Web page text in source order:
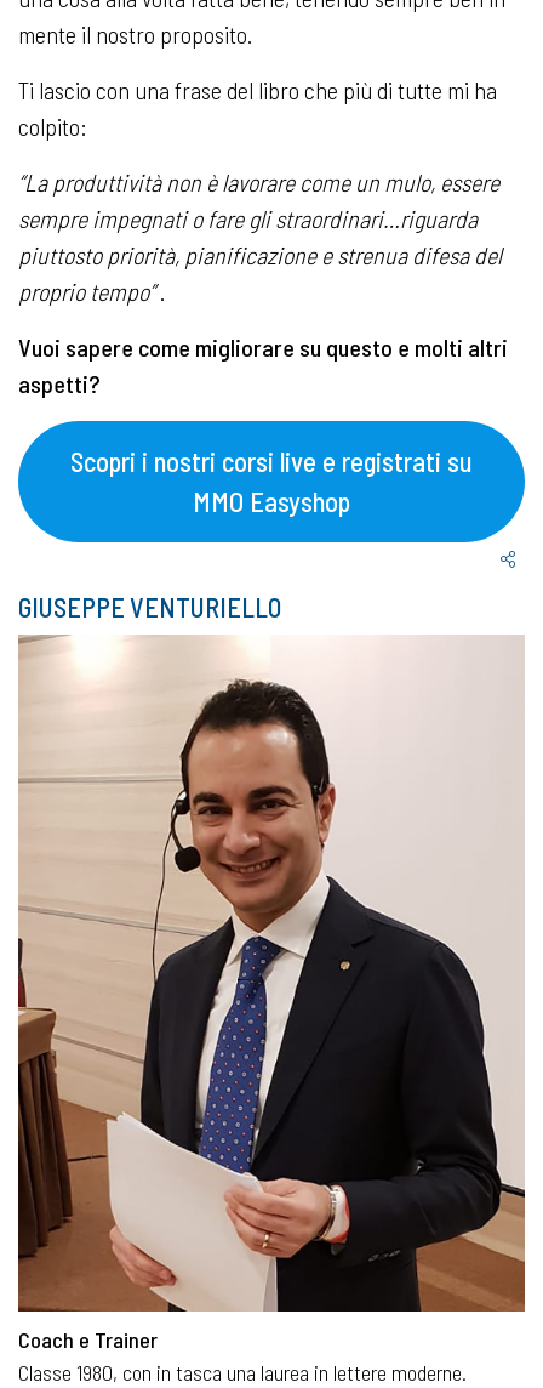
mente il nostro proposito.
Ti lascio con una frase del libro che più di tutte mi ha
colpito:
“La produttività non è lavorare come un mulo, essere
sempre impegnati o fare gli straordinari…riguarda
piuttosto priorità, pianificazione e strenua difesa del
proprio tempo”.
Vuoi sapere come migliorare su questo e molti altri
aspetti?
Scopri i nostri corsi live e registrati su
MMO Easyshop
GIUSEPPE VENTURIELLO
Coach e Trainer
Classe 1980, con in tasca una laurea in lettere moderne.